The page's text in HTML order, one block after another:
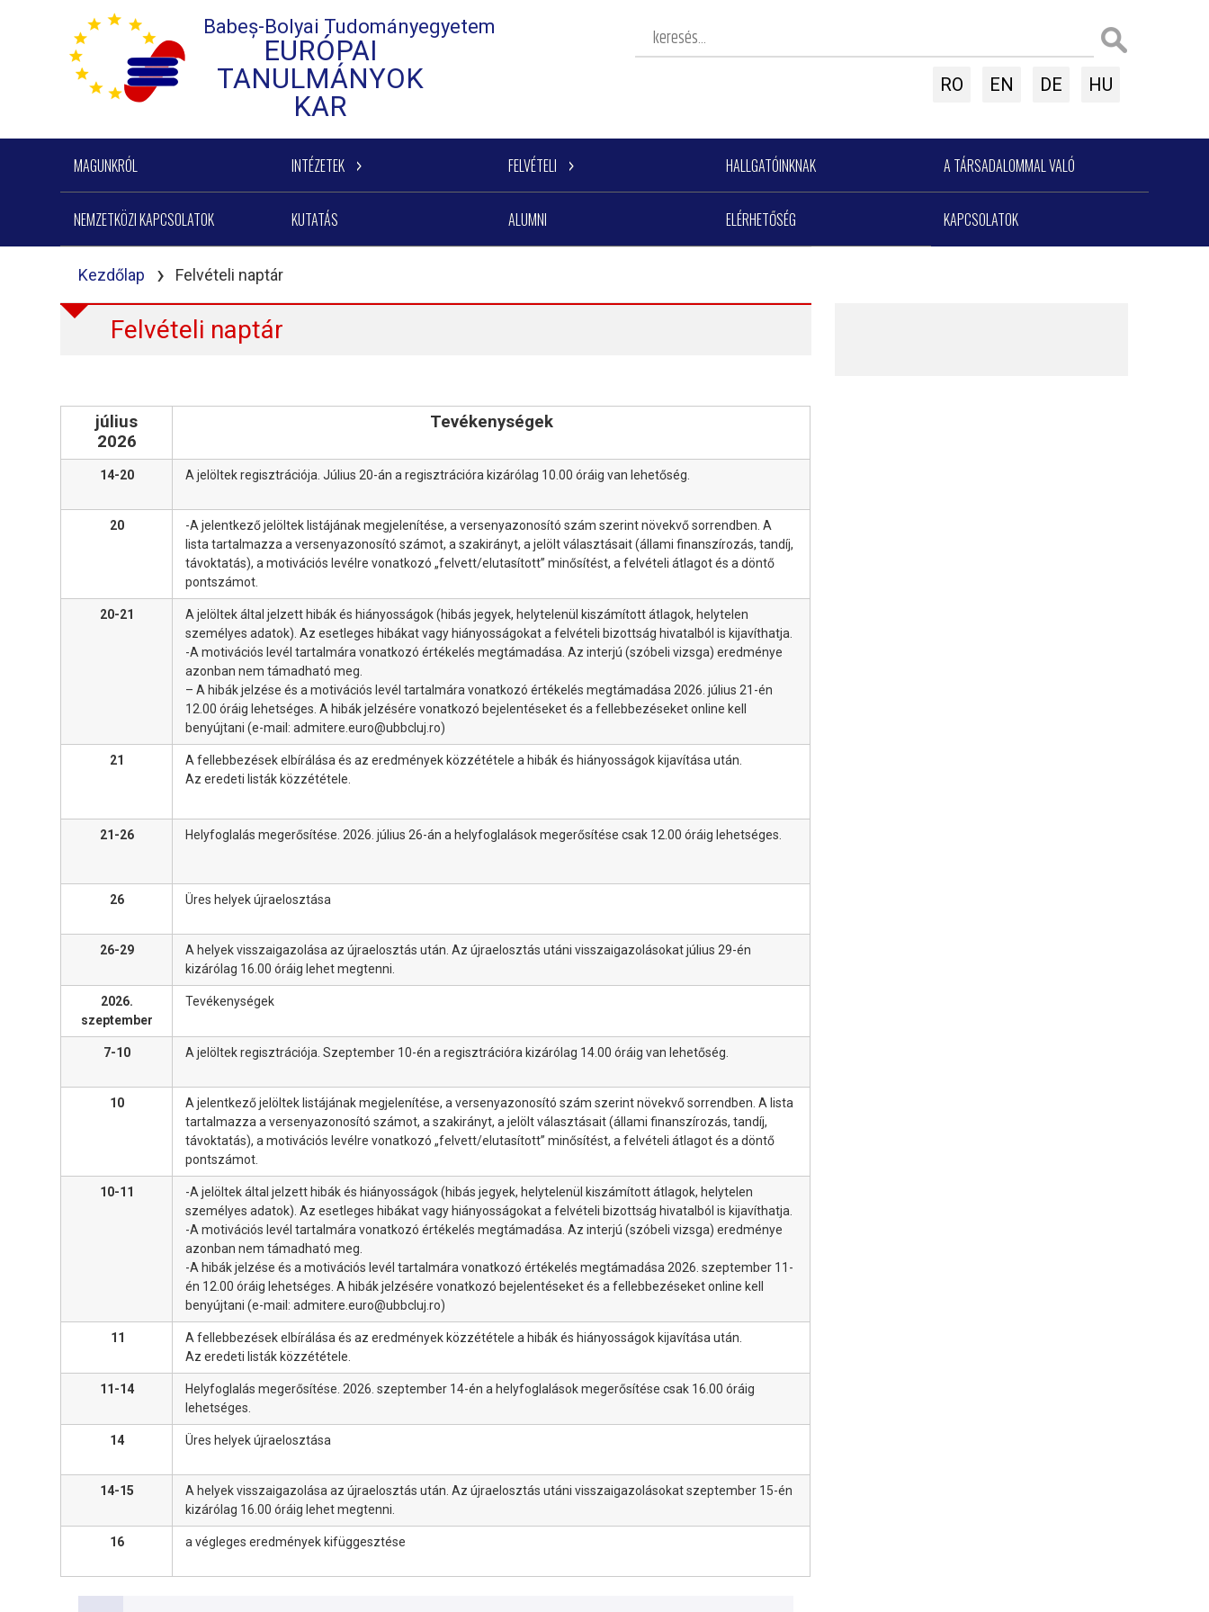
Babeș-Bolyai Tudományegyetem
EURÓPAI
TANULMÁNYOK
KAR
RO EN DE HU
MAGUNKRÓL INTÉZETEK FELVÉTELI HALLGATÓINKNAK A TÁRSADALOMMAL VALÓ
KAPCSOLATOK
NEMZETKÖZI KAPCSOLATOK KUTATÁS ALUMNI ELÉRHETŐSÉG
Kezdőlap › Felvételi naptár
Felvételi naptár
július
2026
Tevékenységek
14-20 A jelöltek regisztrációja. Július 20-án a regisztrációra kizárólag 10.00 óráig van lehetőség.
20
-A jelentkező jelöltek listájának megjelenítése, a versenyazonosító szám szerint növekvő sorrendben. A
lista tartalmazza a versenyazonosító számot, a szakirányt, a jelölt választásait (állami finanszírozás, tandíj,
távoktatás), a motivációs levélre vonatkozó „felvett/elutasított” minősítést, a felvételi átlagot és a döntő
pontszámot.
20-21
A jelöltek által jelzett hibák és hiányosságok (hibás jegyek, helytelenül kiszámított átlagok, helytelen
személyes adatok). Az esetleges hibákat vagy hiányosságokat a felvételi bizottság hivatalból is kijavíthatja.
-A motivációs levél tartalmára vonatkozó értékelés megtámadása. Az interjú (szóbeli vizsga) eredménye
azonban nem támadható meg.
– A hibák jelzése és a motivációs levél tartalmára vonatkozó értékelés megtámadása 2026. július 21-én
12.00 óráig lehetséges. A hibák jelzésére vonatkozó bejelentéseket és a fellebbezéseket online kell
benyújtani (e-mail: admitere.euro@ubbcluj.ro)
21
A fellebbezések elbírálása és az eredmények közzététele a hibák és hiányosságok kijavítása után.
Az eredeti listák közzététele.
21-26 Helyfoglalás megerősítése. 2026. július 26-án a helyfoglalások megerősítése csak 12.00 óráig lehetséges.
26 Üres helyek újraelosztása
26-29
A helyek visszaigazolása az újraelosztás után. Az újraelosztás utáni visszaigazolásokat július 29-én
kizárólag 16.00 óráig lehet megtenni.
2026.
szeptember
Tevékenységek
7-10 A jelöltek regisztrációja. Szeptember 10-én a regisztrációra kizárólag 14.00 óráig van lehetőség.
10
A jelentkező jelöltek listájának megjelenítése, a versenyazonosító szám szerint növekvő sorrendben. A lista
tartalmazza a versenyazonosító számot, a szakirányt, a jelölt választásait (állami finanszírozás, tandíj,
távoktatás), a motivációs levélre vonatkozó „felvett/elutasított” minősítést, a felvételi átlagot és a döntő
pontszámot.
10-11
-A jelöltek által jelzett hibák és hiányosságok (hibás jegyek, helytelenül kiszámított átlagok, helytelen
személyes adatok). Az esetleges hibákat vagy hiányosságokat a felvételi bizottság hivatalból is kijavíthatja.
-A motivációs levél tartalmára vonatkozó értékelés megtámadása. Az interjú (szóbeli vizsga) eredménye
azonban nem támadható meg.
-A hibák jelzése és a motivációs levél tartalmára vonatkozó értékelés megtámadása 2026. szeptember 11-
én 12.00 óráig lehetséges. A hibák jelzésére vonatkozó bejelentéseket és a fellebbezéseket online kell
benyújtani (e-mail: admitere.euro@ubbcluj.ro)
11
A fellebbezések elbírálása és az eredmények közzététele a hibák és hiányosságok kijavítása után.
Az eredeti listák közzététele.
11-14
Helyfoglalás megerősítése. 2026. szeptember 14-én a helyfoglalások megerősítése csak 16.00 óráig
lehetséges.
14 Üres helyek újraelosztása
14-15
A helyek visszaigazolása az újraelosztás után. Az újraelosztás utáni visszaigazolásokat szeptember 15-én
kizárólag 16.00 óráig lehet megtenni.
16 a végleges eredmények kifüggesztése